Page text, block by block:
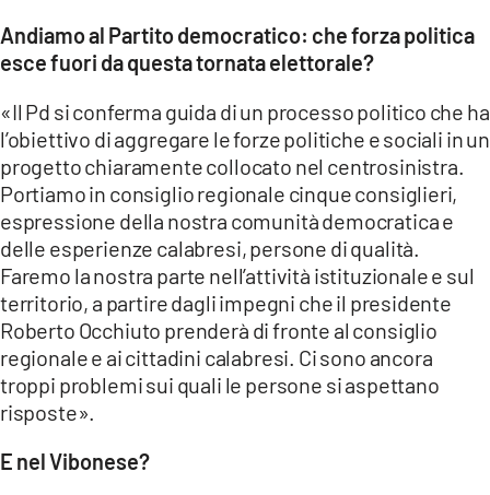
Andiamo al Partito democratico: che forza politica
esce fuori da questa tornata elettorale?
«Il Pd si conferma guida di un processo politico che ha
l’obiettivo di aggregare le forze politiche e sociali in un
progetto chiaramente collocato nel centrosinistra.
Portiamo in consiglio regionale cinque consiglieri,
espressione della nostra comunità democratica e
delle esperienze calabresi, persone di qualità.
Faremo la nostra parte nell’attività istituzionale e sul
territorio, a partire dagli impegni che il presidente
Roberto Occhiuto prenderà di fronte al consiglio
regionale e ai cittadini calabresi. Ci sono ancora
troppi problemi sui quali le persone si aspettano
risposte».
E nel Vibonese?